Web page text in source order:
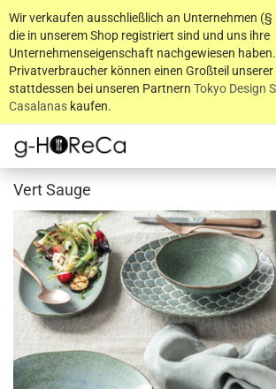
Wir verkaufen ausschließlich an Unternehmen (§
die in unserem Shop registriert sind und uns ihre
Unternehmenseigenschaft nachgewiesen haben.
Privatverbraucher können einen Großteil unserer
stattdessen bei unseren Partnern Tokyo Design
Casalanas kaufen.
Vert Sauge